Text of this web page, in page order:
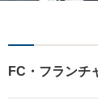
FC・フランチ